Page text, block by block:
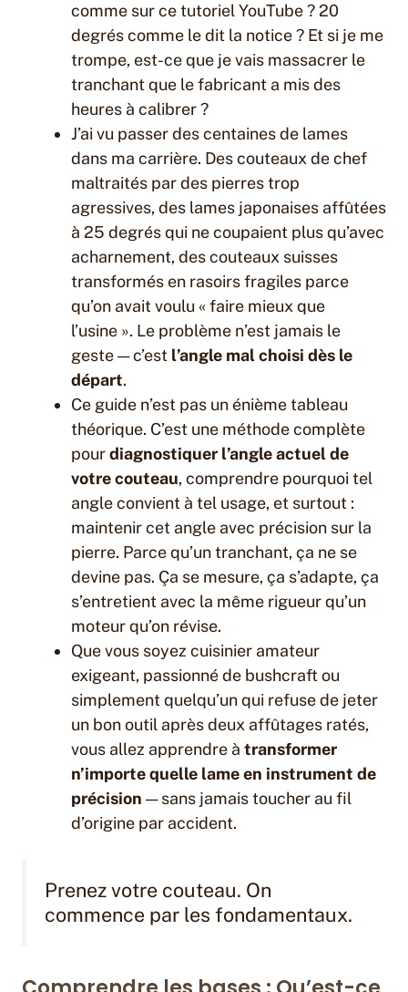
comme sur ce tutoriel YouTube ? 20
degrés comme le dit la notice ? Et si je me
trompe, est-ce que je vais massacrer le
tranchant que le fabricant a mis des
heures à calibrer ?
J’ai vu passer des centaines de lames
dans ma carrière. Des couteaux de chef
maltraités par des pierres trop
agressives, des lames japonaises affûtées
à 25 degrés qui ne coupaient plus qu’avec
acharnement, des couteaux suisses
transformés en rasoirs fragiles parce
qu’on avait voulu « faire mieux que
l’usine ». Le problème n’est jamais le
geste — c’est l’angle mal choisi dès le
départ.
Ce guide n’est pas un énième tableau
théorique. C’est une méthode complète
pourdiagnostiquer l’angle actuel de
votre couteau, comprendre pourquoi tel
angle convient à tel usage, et surtout :
maintenir cet angle avec précision sur la
pierre. Parce qu’un tranchant, ça ne se
devine pas. Ça se mesure, ça s’adapte, ça
s’entretient avec la même rigueur qu’un
moteur qu’on révise.
Que vous soyez cuisinier amateur
exigeant, passionné de bushcraft ou
simplement quelqu’un qui refuse de jeter
un bon outil après deux affûtages ratés,
vous allez apprendre à transformer
n’importe quelle lame en instrument de
précision — sans jamais toucher au fil
d’origine par accident.
Prenez votre couteau. On
commence par les fondamentaux.